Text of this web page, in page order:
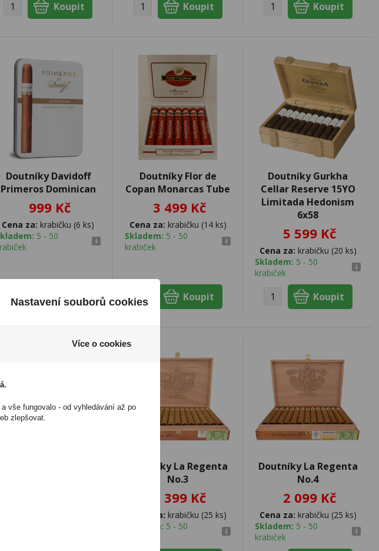
Doutníky Davidoff
Primeros Dominican
999 Kč
Cena za: krabičku (6 ks)
5 - 50
Doutníky Flor de
Copan Monarcas Tube
3 499 Kč
Cena za: krabičku (14 ks)
Skladem: 5 - 50
krabiček
Doutníky Gurkha
Cellar Reserve 15YO
Limitada Hedonism
6x58
5 599 Kč
Cena za: krabičku (20 ks)
Skladem: 5 - 50
krabiček
Doutníky La Regenta
No.3
2 399 Kč
Cena za: krabičku (25 ks)
Skladem: 5 - 50
Doutníky La Regenta
No.4
2 099 Kč
Cena za: krabičku (25 ks)
Skladem: 5 - 50
krabiček
Nastavení souborů cookies
Více o cookies
vše fungovalo - od vyhledávání až po
zlepšovat.